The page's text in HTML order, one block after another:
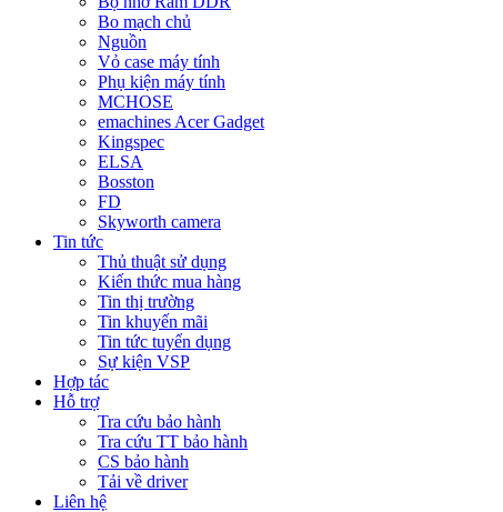
Bo mạch chủ
Nguồn
Vỏ case máy tính
Phụ kiện máy tính
MCHOSE
emachines Acer Gadget
Kingspec
ELSA
Bosston
FD
Skyworth camera
Tin tức
Thủ thuật sử dụng
Kiến thức mua hàng
Tin thị trường
Tin khuyến mãi
Tin tức tuyển dụng
Sự kiện VSP
Hợp tác
Hỗ trợ
Tra cứu bảo hành
Tra cứu TT bảo hành
CS bảo hành
Tải về driver
Liên hệ